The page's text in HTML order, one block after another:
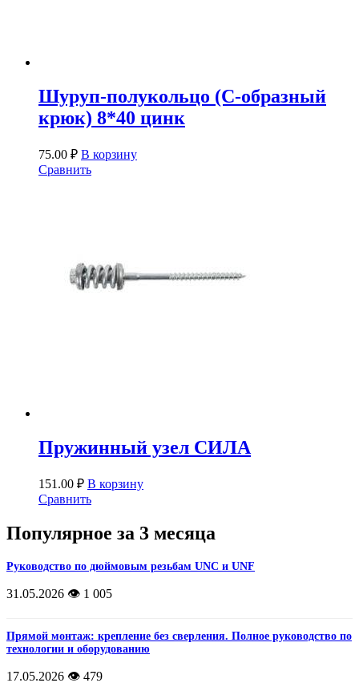
Шуруп-полукольцо (С-образный
крюк) 8*40 цинк
75.00 ₽ В корзину
Сравнить
Пружинный узел СИЛА
151.00 ₽ В корзину
Сравнить
Популярное за 3 месяца
Руководство по дюймовым резьбам UNC и UNF
31.05.2026 👁️ 1 005
Прямой монтаж: крепление без сверления. Полное руководство по
технологии и оборудованию
17.05.2026 👁️ 479